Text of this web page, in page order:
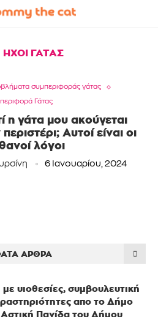
ΗΧΟΙ ΓΑΤΑΣ
συμπεριφοράς γάτας
Γάτας
η γάτα μου ακούγεται
Αυτοί είναι οι
λόγοι
6 Ιανουαρίου, 2024
ΆΡΘΡΑ
υιοθεσίες, συμβουλευτική
απο το Δήμο
Πανίδα του Δήμου